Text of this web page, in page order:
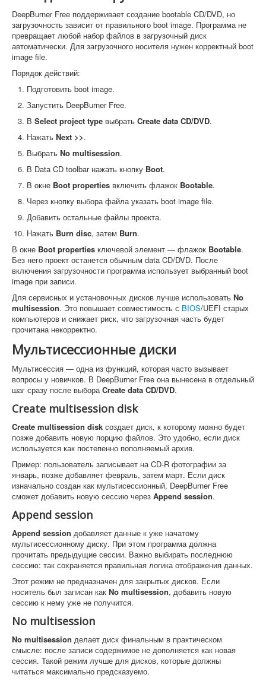
DeepBurner Free поддерживает создание bootable CD/DVD, но
загрузочность зависит от правильного boot image. Программа не
превращает любой набор файлов в загрузочный диск
автоматически. Для загрузочного носителя нужен корректный boot
image file.
Порядок действий:
Подготовить boot image.
Запустить DeepBurner Free.
В Select project type выбрать Create data CD/DVD.
Нажать Next >>.
Выбрать No multisession.
В Data CD toolbar нажать кнопку Boot.
В окне Boot properties включить флажок Bootable.
Через кнопку выбора файла указать boot image file.
Добавить остальные файлы проекта.
Нажать Burn disc, затем Burn.
В окне Boot properties ключевой элемент — флажок Bootable.
Без него проект останется обычным data CD/DVD. После
включения загрузочности программа использует выбранный boot
image при записи.
Для сервисных и установочных дисков лучше использовать No
multisession. Это повышает совместимость с BIOS/UEFI старых
компьютеров и снижает риск, что загрузочная часть будет
прочитана некорректно.
Мультисессионные диски
Мультисессия — одна из функций, которая часто вызывает
вопросы у новичков. В DeepBurner Free она вынесена в отдельный
шаг сразу после выбораCreate data CD/DVD.
Create multisession disk
Create multisession disk создает диск, к которому можно будет
позже добавить новую порцию файлов. Это удобно, если диск
используется как постепенно пополняемый архив.
Пример: пользователь записывает на CD-R фотографии за
январь, позже добавляет февраль, затем март. Если диск
изначально создан как мультисессионный, DeepBurner Free
сможет добавить новую сессию через Append session.
Append session
Append session добавляет данные к уже начатому
мультисессионному диску. При этом программа должна
прочитать предыдущие сессии. Важно выбирать последнюю
сессию: так сохраняется правильная логика отображения данных.
Этот режим не предназначен для закрытых дисков. Если
носитель был записан как No multisession, добавить новую
сессию к нему уже не получится.
No multisession
No multisession делает диск финальным в практическом
смысле: после записи содержимое не дополняется как новая
сессия. Такой режим лучше для дисков, которые должны
читаться максимально предсказуемо.